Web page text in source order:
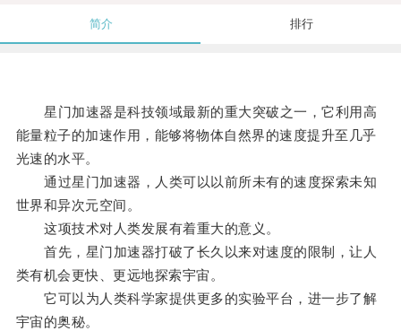
简介 排行
星门加速器是科技领域最新的重大突破之一，它利用高
能量粒子的加速作用，能够将物体自然界的速度提升至几乎
光速的水平。
通过星门加速器，人类可以以前所未有的速度探索未知
世界和异次元空间。
这项技术对人类发展有着重大的意义。
首先，星门加速器打破了长久以来对速度的限制，让人
类有机会更快、更远地探索宇宙。
它可以为人类科学家提供更多的实验平台，进一步了解
宇宙的奥秘。